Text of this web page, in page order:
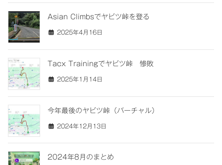
Asian Climbsでヤビツ峠を登る
2025年4月16日
Tacx Trainingでヤビツ峠 惨敗
2025年1月14日
今年最後のヤビツ峠（バーチャル）
2024年12月13日
2024年8月のまとめ